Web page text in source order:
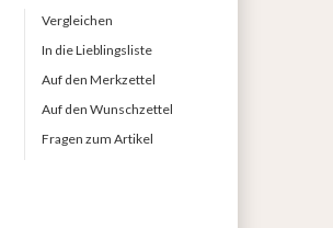
Vergleichen
In die Lieblingsliste
Auf den Merkzettel
Auf den Wunschzettel
Fragen zum Artikel